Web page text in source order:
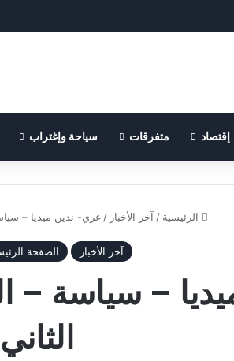
إقتصاد متفرقات سياحة وإغتراب
الرئيسية / آخر الأخبار / غري- ندين ميديا – سياسة –
آخر الأخبار الصفحة
الثاني 2016